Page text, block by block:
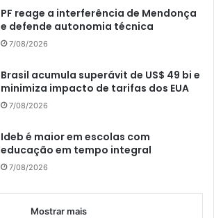
PF reage a interferência de Mendonça
e defende autonomia técnica
7/08/2026
Brasil acumula superávit de US$ 49 bi e
minimiza impacto de tarifas dos EUA
7/08/2026
Ideb é maior em escolas com
educação em tempo integral
7/08/2026
Mostrar mais